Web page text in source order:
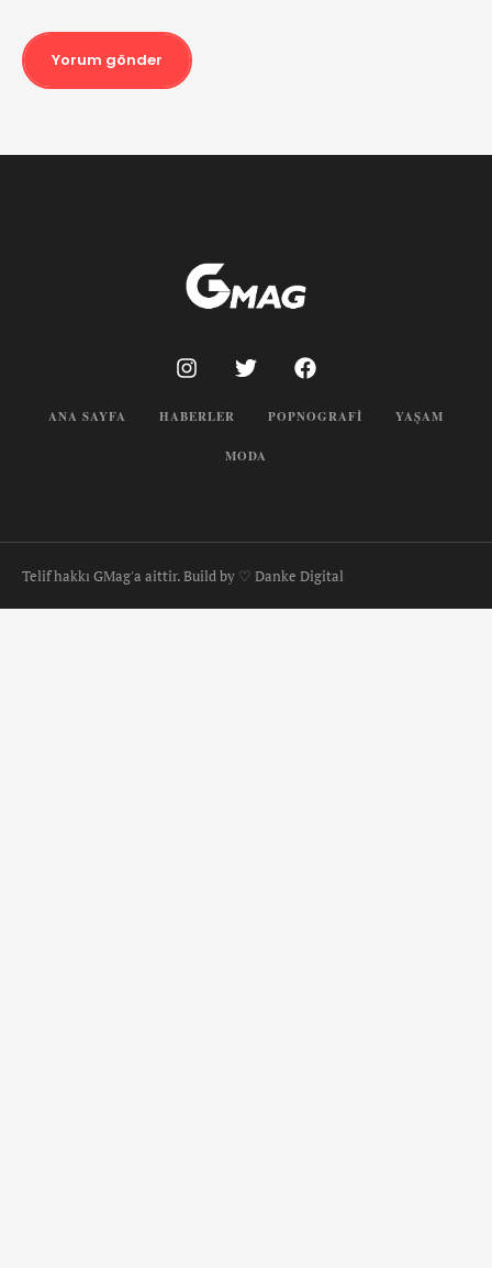
Yorum gönder
ANA SAYFA HABERLER POPNOGRAFI YAŞAM
MODA
Telif hakkı GMag'a aittir. Build by ♡ Danke Digital